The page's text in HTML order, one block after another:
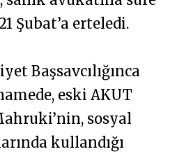
Şubat’a erteledi.
Başsavcılığınca
eski AKUT
sosyal
kullandığı